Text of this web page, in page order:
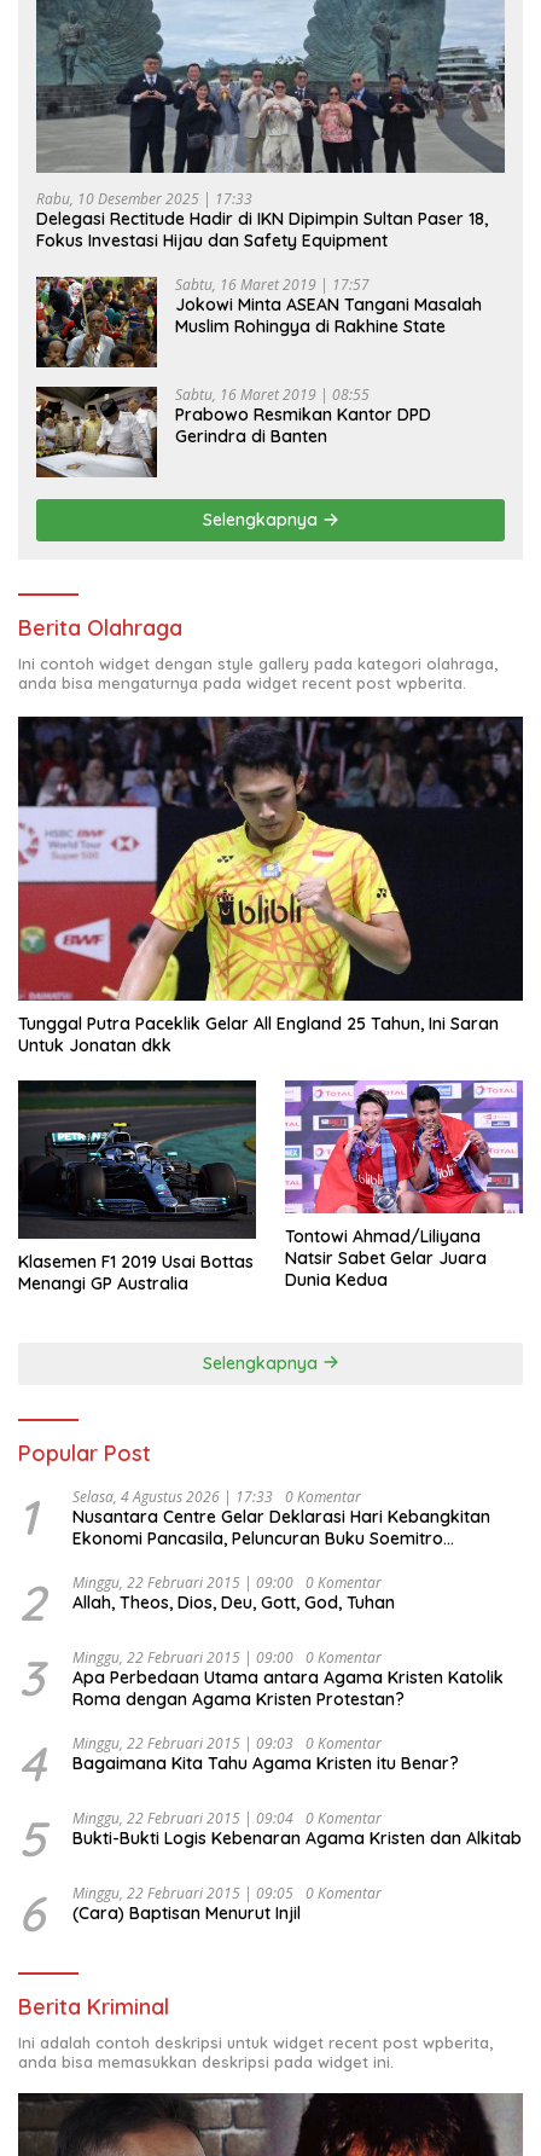
Rabu, 10 Desember 2025 | 17:33
Delegasi Rectitude Hadir di IKN Dipimpin Sultan Paser 18,
Fokus Investasi Hijau dan Safety Equipment
Sabtu, 16 Maret 2019 | 17:57
Jokowi Minta ASEAN Tangani Masalah
Muslim Rohingya di Rakhine State
Sabtu, 16 Maret 2019 | 08:55
Prabowo Resmikan Kantor DPD
Gerindra di Banten
Selengkapnya
Berita Olahraga
Ini contoh widget dengan style gallery pada kategori olahraga,
anda bisa mengaturnya pada widget recent post wpberita.
Tunggal Putra Paceklik Gelar All England 25 Tahun, Ini Saran
Untuk Jonatan dkk
Klasemen F1 2019 Usai Bottas
Menangi GP Australia
Tontowi Ahmad/Liliyana
Natsir Sabet Gelar Juara
Dunia Kedua
Selengkapnya
Popular Post
1 Selasa, 4 Agustus 2026 | 17:33 0 Komentar
Nusantara Centre Gelar Deklarasi Hari Kebangkitan
Ekonomi Pancasila, Peluncuran Buku Soemitro
Ekonomi Politik Indonesia) & Simposium Nasional
“Urgensi Undang-Undang Perekonomian Nasional dan
Indonesia Emas 2045”,
2 Minggu, 22 Februari 2015 | 09:00 0 Komentar
Allah, Theos, Dios, Deu, Gott, God, Tuhan
3 Minggu, 22 Februari 2015 | 09:00 0 Komentar
Apa Perbedaan Utama antara Agama Kristen Katolik
Roma dengan Agama Kristen Protestan?
4 Minggu, 22 Februari 2015 | 09:03 0 Komentar
Bagaimana Kita Tahu Agama Kristen itu Benar?
5 Minggu, 22 Februari 2015 | 09:04 0 Komentar
Bukti-Bukti Logis Kebenaran Agama Kristen dan Alkitab
6 Minggu, 22 Februari 2015 | 09:05 0 Komentar
(Cara) Baptisan Menurut Injil
Berita Kriminal
Ini adalah contoh deskripsi untuk widget recent post wpberita,
anda bisa memasukkan deskripsi pada widget ini.